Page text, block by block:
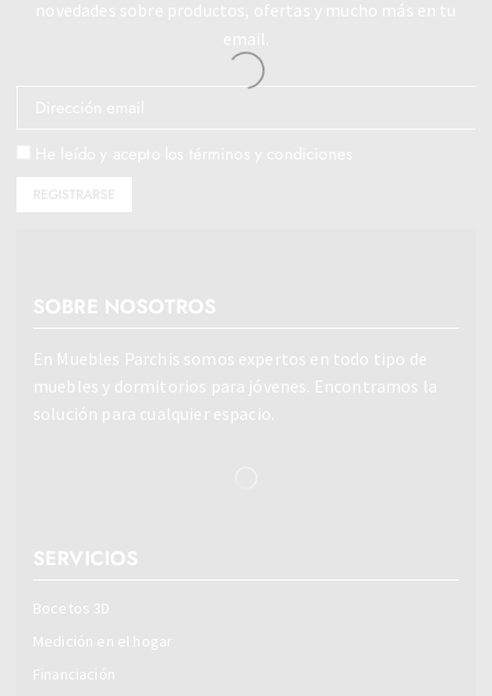
SOBRE NOSOTROS
En Muebles Parchis somos expertos en todo tipo de
muebles y dormitorios para jóvenes. Encontramos la
solución para cualquier espacio.
SERVICIOS
Bocetos 3D
Medición en el hogar
Financiación